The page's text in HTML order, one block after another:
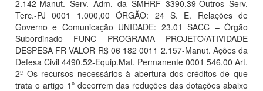
2.142-Manut. Serv. Adm. da SMHRF 3390.39-Outros Serv.
Terc.-PJ 0001 1.000,00 ÓRGÃO: 24 S. E. Relações de
Governo e Comunicação UNIDADE: 23.01 SACC – Órgão
Subordinado FUNC PROGRAMA PROJETO/ATIVIDADE
DESPESA FR VALOR R$ 06 182 0011 2.157-Manut. Ações da
Defesa Civil 4490.52-Equip.Mat. Permanente 0001 546,00 Art.
2º Os recursos necessários à abertura dos créditos de que
trata o artigo 1º decorrem das reduções das dotações abaixo